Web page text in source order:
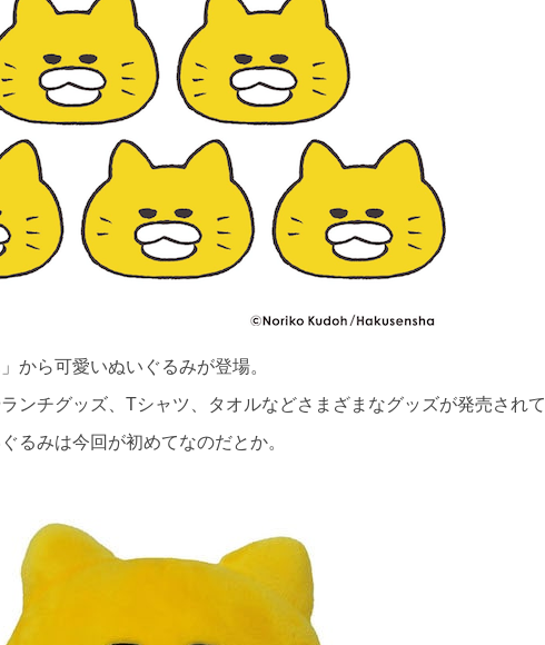
から可愛いぬいぐるみが登場。
ンチグッズ、Tシャツ、タオルなどさまざまなグッズが発売されて
るみは今回が初めてなのだとか。